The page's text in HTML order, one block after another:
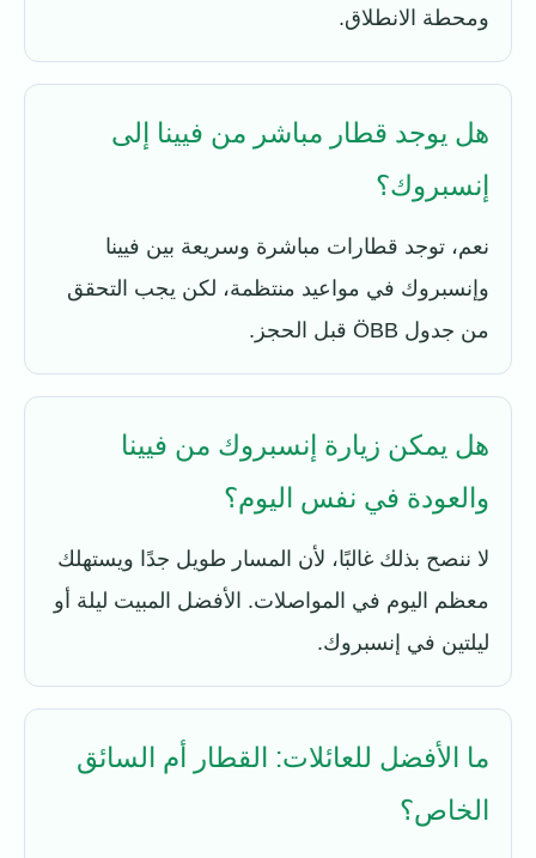
ومحطة الانطلاق.
هل يوجد قطار مباشر من فيينا إلى
إنسبروك؟
نعم، توجد قطارات مباشرة وسريعة بين فيينا
وإنسبروك في مواعيد منتظمة، لكن يجب التحقق
من جدول ÖBB قبل الحجز.
هل يمكن زيارة إنسبروك من فيينا
والعودة في نفس اليوم؟
لا ننصح بذلك غالبًا، لأن المسار طويل جدًا ويستهلك
معظم اليوم في المواصلات. الأفضل المبيت ليلة أو
ليلتين في إنسبروك.
ما الأفضل للعائلات: القطار أم السائق
الخاص؟